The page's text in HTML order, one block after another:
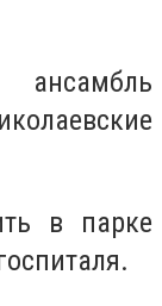
в парке